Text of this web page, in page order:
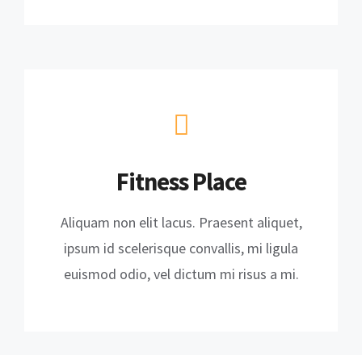
Fitness Place
Aliquam non elit lacus. Praesent aliquet,
ipsum id scelerisque convallis, mi ligula
euismod odio, vel dictum mi risus a mi.